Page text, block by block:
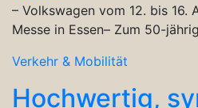
– Volkswagen vom 12. bis
Messe in Essen– Zum 50-
Verkehr & Mobilität
Hochwertig,